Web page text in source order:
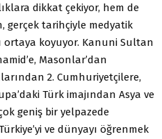
dikkat çekiyor, hem de
gerçek tarihçiyle medyatik
ortaya koyuyor. Kanuni Sultan
Masonlar’dan
2. Cumhuriyetçilere,
Türk imajından Asya ve
geniş bir yelpazede
ve dünyayı öğrenmek